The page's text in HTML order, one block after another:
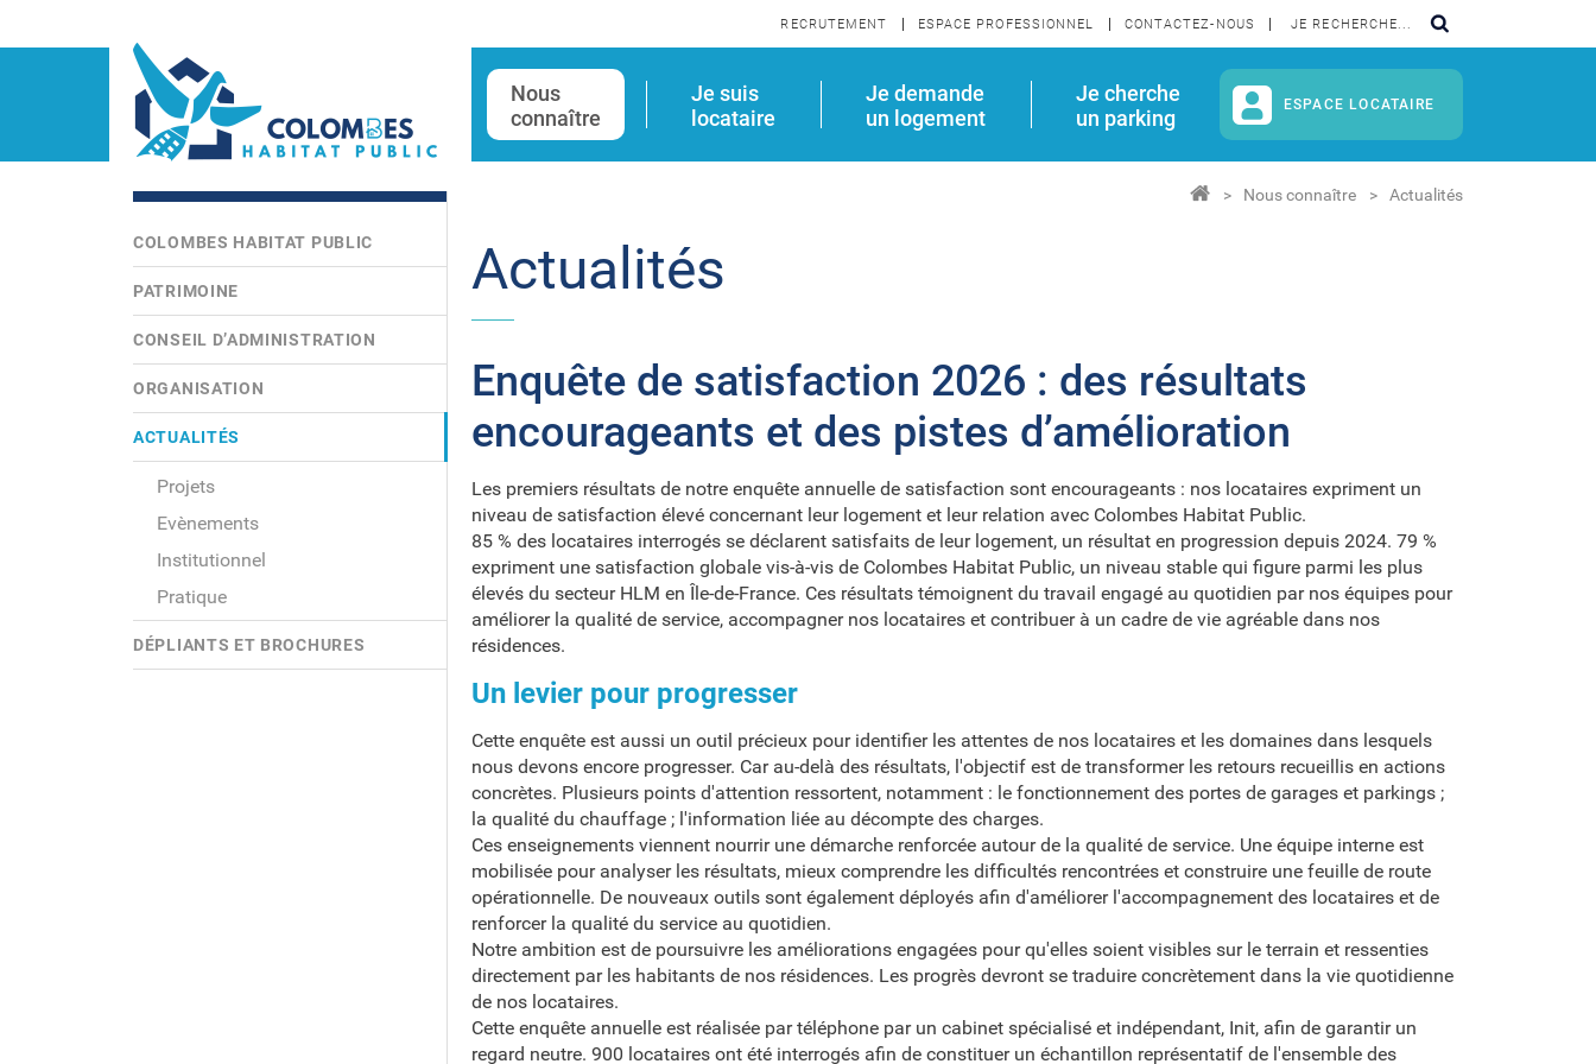
RECRUTEMENT ESPACE PROFESSIONNEL CONTACTEZ-NOUS
Nous
connaître
Je suis
locataire
Je demande
un logement
Je cherche
un parking
ESPACE LOCATAIRE
Nous connaître Actualités
Actualités
Enquête de satisfaction 2026 : des résultats
encourageants et des pistes d’amélioration
Les premiers résultats de notre enquête annuelle de satisfaction sont encourageants : nos locataires expriment un
niveau de satisfaction élevé concernant leur logement et leur relation avec Colombes Habitat Public.
85 % des locataires interrogés se déclarent satisfaits de leur logement, un résultat en progression depuis 2024. 79 %
expriment une satisfaction globale vis-à-vis de Colombes Habitat Public, un niveau stable qui figure parmi les plus
élevés du secteur HLM en Île-de-France. Ces résultats témoignent du travail engagé au quotidien par nos équipes pour
améliorer la qualité de service, accompagner nos locataires et contribuer à un cadre de vie agréable dans nos
résidences.
Un levier pour progresser
Cette enquête est aussi un outil précieux pour identifier les attentes de nos locataires et les domaines dans lesquels
nous devons encore progresser. Car au-delà des résultats, l'objectif est de transformer les retours recueillis en actions
concrètes. Plusieurs points d'attention ressortent, notamment : le fonctionnement des portes de garages et parkings ;
la qualité du chauffage ; l'information liée au décompte des charges.
Ces enseignements viennent nourrir une démarche renforcée autour de la qualité de service. Une équipe interne est
mobilisée pour analyser les résultats, mieux comprendre les difficultés rencontrées et construire une feuille de route
opérationnelle. De nouveaux outils sont également déployés afin d'améliorer l'accompagnement des locataires et de
renforcer la qualité du service au quotidien.
Notre ambition est de poursuivre les améliorations engagées pour qu'elles soient visibles sur le terrain et ressenties
directement par les habitants de nos résidences. Les progrès devront se traduire concrètement dans la vie quotidienne
de nos locataires.
Cette enquête annuelle est réalisée par téléphone par un cabinet spécialisé et indépendant, Init, afin de garantir un
regard neutre. 900 locataires ont été interrogés afin de constituer un échantillon représentatif de l'ensemble des
COLOMBES HABITAT PUBLIC
PATRIMOINE
CONSEIL D’ADMINISTRATION
ORGANISATION
ACTUALITÉS
Projets
Evènements
Institutionnel
Pratique
DÉPLIANTS ET BROCHURES